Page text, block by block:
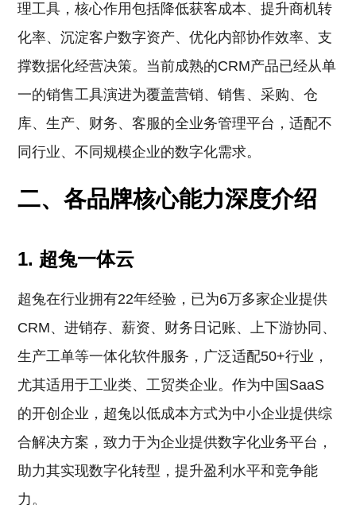
理工具，核心作用包括降低获客成本、提升商机转
化率、沉淀客户数字资产、优化内部协作效率、支
撑数据化经营决策。当前成熟的CRM产品已经从单
一的销售工具演进为覆盖营销、销售、采购、仓
库、生产、财务、客服的全业务管理平台，适配不
同行业、不同规模企业的数字化需求。
二、各品牌核心能力深度介绍
1. 超兔一体云
超兔在行业拥有22年经验，已为6万多家企业提供
CRM、进销存、薪资、财务日记账、上下游协同、
生产工单等一体化软件服务，广泛适配50+行业，
尤其适用于工业类、工贸类企业。作为中国SaaS
的开创企业，超兔以低成本方式为中小企业提供综
合解决方案，致力于为企业提供数字化业务平台，
助力其实现数字化转型，提升盈利水平和竞争能
力。